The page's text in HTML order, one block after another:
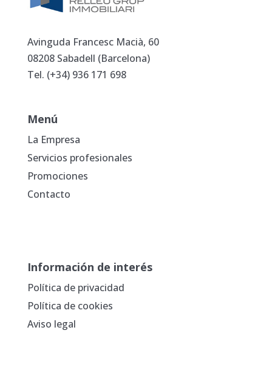
Avinguda Francesc Macià, 60
08208 Sabadell (Barcelona)
Tel. (+34) 936 171 698
Menú
La Empresa
Servicios profesionales
Promociones
Contacto
Información de interés
Política de privacidad
Política de cookies
Aviso legal